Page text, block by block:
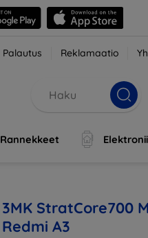
Palautus Reklamaatio
Rannekkeet
3MK StratCore700
Redmi A3